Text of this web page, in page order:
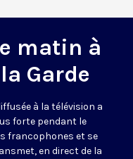
matin à
Garde
à la télévision a
forte pendant le
francophones et se
en direct de la